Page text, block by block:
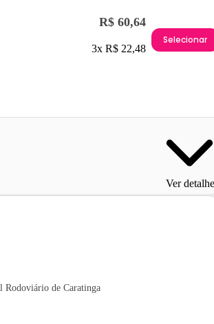
R$ 60,64
3x R$ 22,48
Selecionar
Ver
Rodoviário de Caratinga